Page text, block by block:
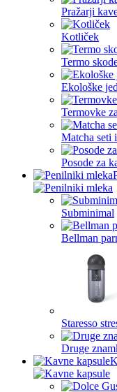
Pražarji
Kotliček
Termo
Ekološke
Termovke
Matcha seti
Posode za
Subminimal
Bellman
Staresso
Druge